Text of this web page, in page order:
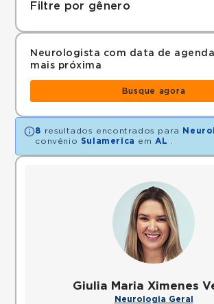
Filtre por gênero
Neurologista com data de
mais próxima
Busque agora
8 resultados encontrados para
convênio Sulamerica em AL
Giulia Maria Ximenes
Neurologia Geral